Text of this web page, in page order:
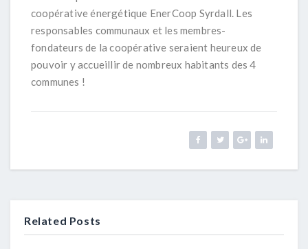
coopérative énergétique EnerCoop Syrdall. Les
responsables communaux et les membres-
fondateurs de la coopérative seraient heureux de
pouvoir y accueillir de nombreux habitants des 4
communes !
Related Posts